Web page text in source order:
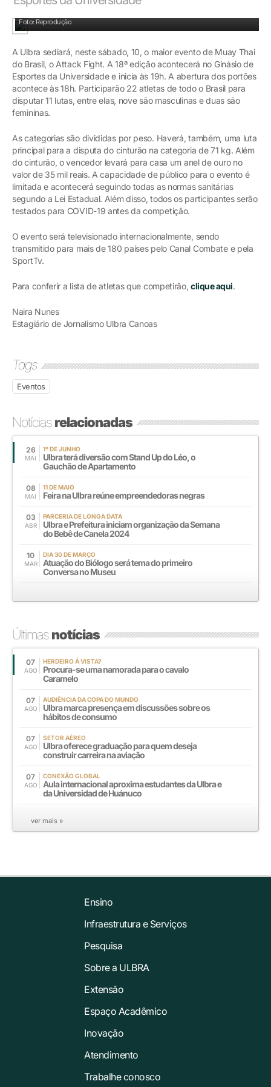
Foto: Reprodução
A Ulbra sediará, neste sábado, 10, o maior evento de Muay Thai
do Brasil, o Attack Fight. A 18ª edição acontecerá no Ginásio de
Esportes da Universidade e inicia às 19h. A abertura dos portões
acontece às 18h. Participarão 22 atletas de todo o Brasil para
disputar 11 lutas, entre elas, nove são masculinas e duas são
femininas.
As categorias são divididas por peso. Haverá, também, uma luta
principal para a disputa do cinturão na categoria de 71 kg. Além
do cinturão, o vencedor levará para casa um anel de ouro no
valor de 35 mil reais. A capacidade de público para o evento é
limitada e acontecerá seguindo todas as normas sanitárias
segundo a Lei Estadual. Além disso, todos os participantes serão
testados para COVID-19 antes da competição.
O evento será televisionado internacionalmente, sendo
transmitido para mais de 180 países pelo Canal Combate e pela
SportTv.
Para conferir a lista de atletas que competirão,clique aqui.
Naira Nunes
Estagiário de Jornalismo Ulbra Canoas
Tags
Eventos
Notíciasrelacionadas
26
MAI
1º DE JUNHO
Ulbra terá diversão com Stand Up do Léo, o
Gauchão de Apartamento
08
MAI
11 DE MAIO
Feira na Ulbra reúne empreendedoras negras
03
ABR
PARCERIA DE LONGA DATA
Ulbra e Prefeitura iniciam organização da Semana
do Bebê de Canela 2024
10
MAR
DIA 30 DE MARÇO
Atuação do Biólogo será tema do primeiro
Conversa no Museu
Últimasnotícias
07
AGO
HERDEIRO À VISTA?
Procura-se uma namorada para o cavalo
Caramelo
07
AGO
AUDIÊNCIA DA COPA DO MUNDO
Ulbra marca presença em discussões sobre os
hábitos de consumo
07
AGO
SETOR AÉREO
Ulbra oferece graduação para quem deseja
construir carreira na aviação
07
AGO
CONEXÃO GLOBAL
Aula internacional aproxima estudantes da Ulbra e
da Universidad de Huánuco
ver mais »
Ensino
Infraestrutura e Serviços
Pesquisa
Sobre a ULBRA
Extensão
Espaço Acadêmico
Inovação
Atendimento
Trabalhe conosco